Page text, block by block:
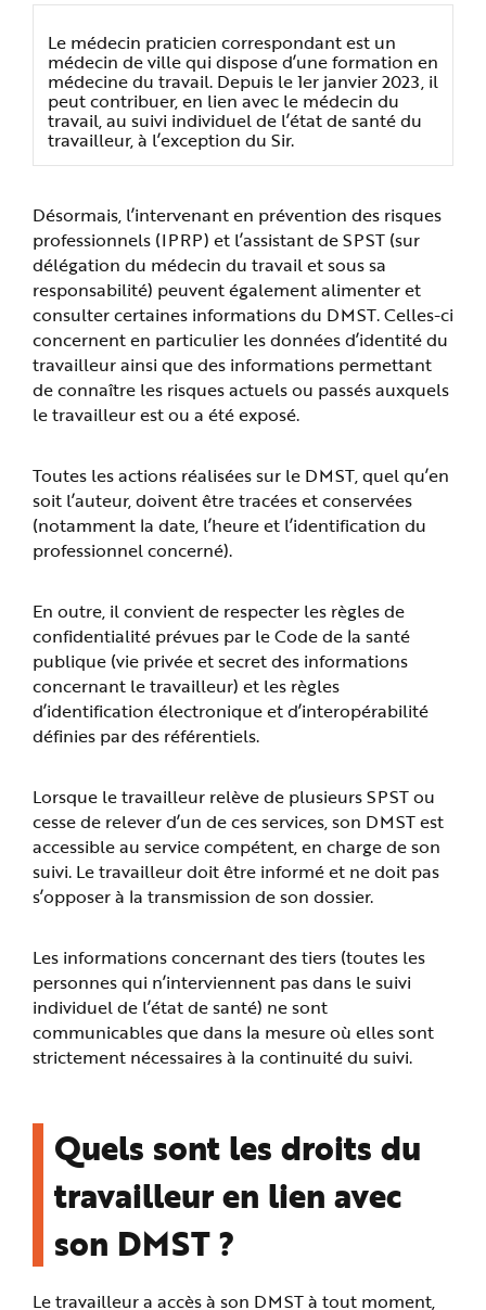
Le médecin praticien correspondant est un
médecin de ville qui dispose d’une formation en
médecine du travail. Depuis le 1er janvier 2023, il
peut contribuer, en lien avec le médecin du
travail, au suivi individuel de l’état de santé du
travailleur, à l’exception du Sir.
Désormais, l’intervenant en prévention des risques
professionnels (IPRP) et l’assistant de SPST (sur
délégation du médecin du travail et sous sa
responsabilité) peuvent également alimenter et
consulter certaines informations du DMST. Celles-ci
concernent en particulier les données d’identité du
travailleur ainsi que des informations permettant
de connaître les risques actuels ou passés auxquels
le travailleur est ou a été exposé.
Toutes les actions réalisées sur le DMST, quel qu’en
soit l’auteur, doivent être tracées et conservées
(notamment la date, l’heure et l’identification du
professionnel concerné).
En outre, il convient de respecter les règles de
confidentialité prévues par le Code de la santé
publique (vie privée et secret des informations
concernant le travailleur) et les règles
d’identification électronique et d’interopérabilité
définies par des référentiels.
Lorsque le travailleur relève de plusieurs SPST ou
cesse de relever d’un de ces services, son DMST est
accessible au service compétent, en charge de son
suivi. Le travailleur doit être informé et ne doit pas
s’opposer à la transmission de son dossier.
Les informations concernant des tiers (toutes les
personnes qui n’interviennent pas dans le suivi
individuel de l’état de santé) ne sont
communicables que dans la mesure où elles sont
strictement nécessaires à la continuité du suivi.
Quels sont les droits du
travailleur en lien avec
son DMST ?
Le travailleur a accès à son DMST à tout moment,